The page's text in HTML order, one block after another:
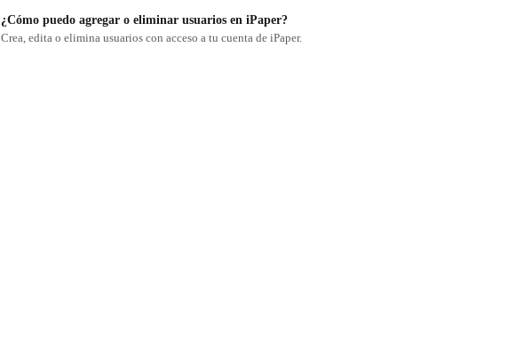
¿Cómo puedo agregar o eliminar usuarios en iPaper?
Crea, edita o elimina usuarios con acceso a tu cuenta de iPaper.